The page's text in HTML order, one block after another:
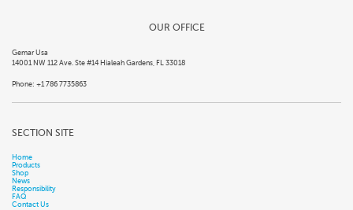
OUR OFFICE
Gemar Usa
14001 NW 112 Ave. Ste #14 Hialeah Gardens, FL 33018
Phone: +1 786 7735863
SECTION SITE
Home
Products
Shop
News
Responsibility
FAQ
Contact Us